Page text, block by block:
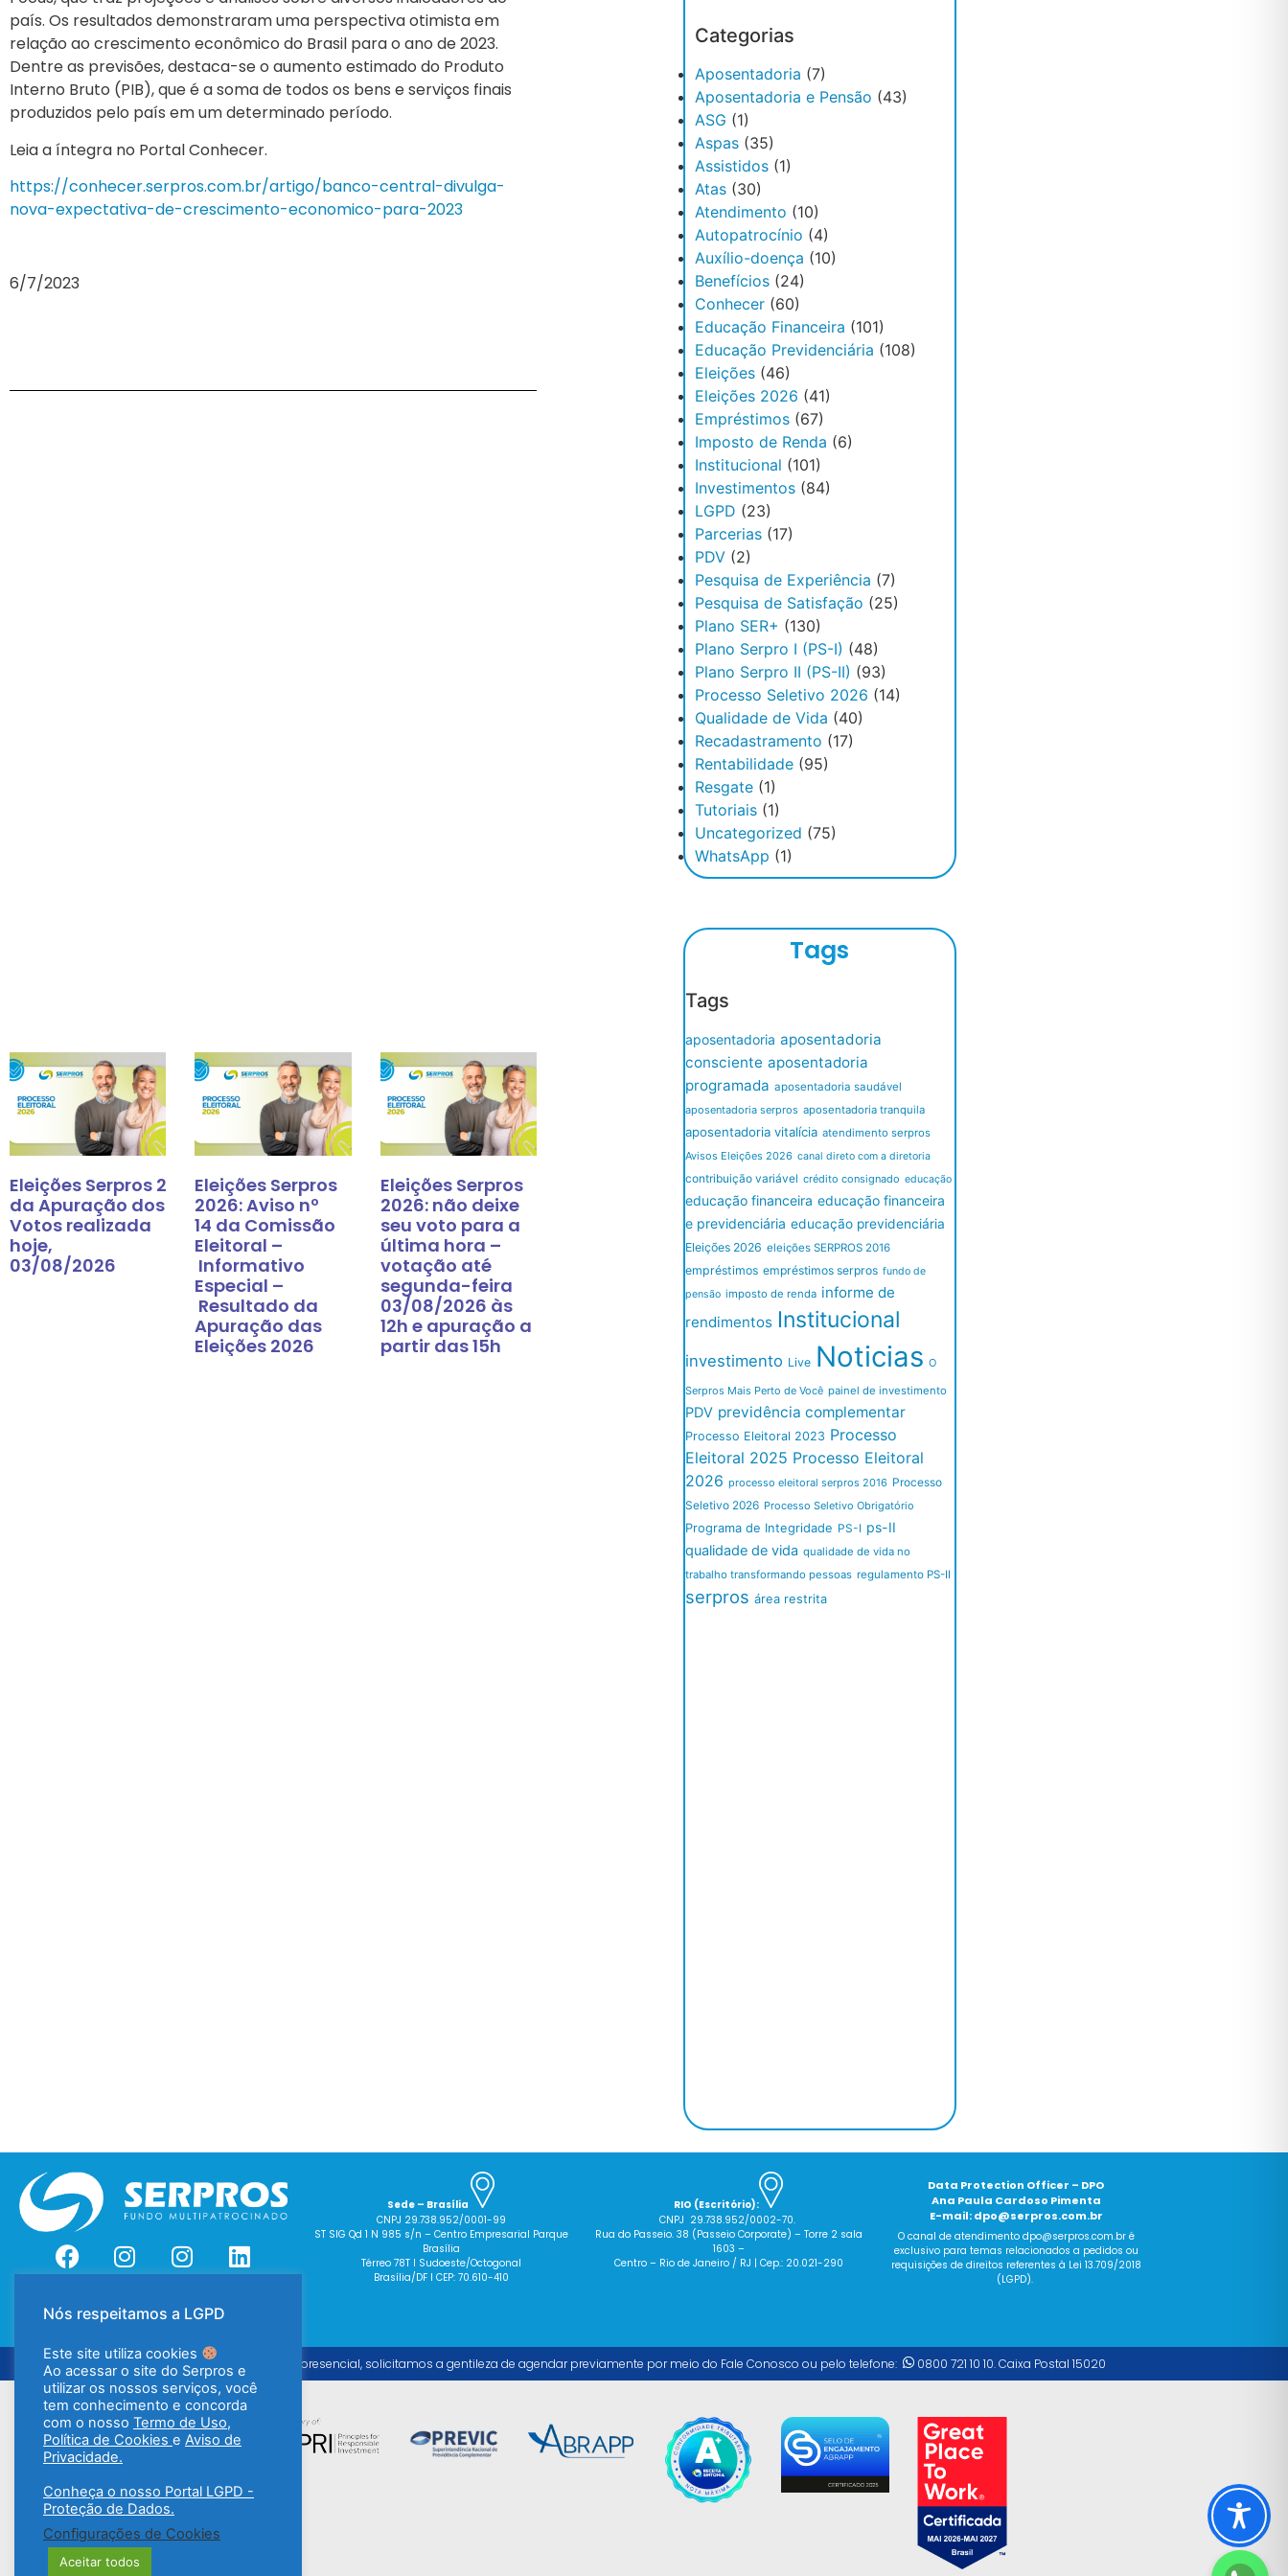
país. Os resultados demonstraram uma perspectiva otimista em
relação ao crescimento econômico do Brasil para o ano de 2023.
Dentre as previsões, destaca-se o aumento estimado do Produto
Interno Bruto (PIB), que é a soma de todos os bens e serviços finais
produzidos pelo país em um determinado período.
Leia a íntegra no Portal Conhecer.
https://conhecer.serpros.com.br/artigo/banco-central-divulga-
nova-expectativa-de-crescimento-economico-para-2023
6/7/2023
Categorias
Aposentadoria (7)
Aposentadoria e Pensão (43)
ASG (1)
Aspas(35)
Assistidos(1)
Atas(30)
Atendimento (10)
Autopatrocínio (4)
Auxílio-doença (10)
Benefícios(24)
Conhecer(60)
Educação Financeira (101)
Educação Previdenciária (108)
Eleições(46)
Eleições 2026 (41)
Empréstimos(67)
Imposto de Renda (6)
Institucional (101)
Investimentos(84)
LGPD (23)
Parcerias(17)
PDV(2)
Pesquisa de Experiência (7)
Pesquisa de Satisfação (25)
Plano SER+ (130)
Plano Serpro I (PS-I) (48)
Plano Serpro II (PS-II) (93)
Processo Seletivo 2026 (14)
Qualidade de Vida (40)
Recadastramento (17)
Rentabilidade(95)
Resgate(1)
Tutoriais(1)
Uncategorized (75)
WhatsApp (1)
Eleições Serpros 2026: Resultado
da Apuração dos
Votos realizada
hoje,
03/08/2026
Eleições Serpros
2026: Aviso nº
14 da Comissão
Eleitoral –
Informativo
Especial –
Resultado da
Apuração das
Eleições 2026
Eleições Serpros
2026: não deixe
seu voto para a
última hora –
votação até
segunda-feira
03/08/2026 às
12h e apuração a
partir das 15h
Tags
Tags
aposentadoria aposentadoria
consciente aposentadoria
programada aposentadoria saudável
aposentadoria serpros aposentadoria tranquila
aposentadoria vitalícia atendimento serpros
Avisos Eleições 2026 canal direto com a diretoria
contribuição variável crédito consignado educação
educação financeira educação financeira
e previdenciária educação previdenciária
Eleições 2026 eleições SERPROS 2016
empréstimos empréstimos serpros fundo de
pensão imposto de renda informe de
rendimentos Institucional
investimento Live Noticias O
Serpros Mais Perto de Você painel de investimento
PDV previdência complementar
Processo Eleitoral 2023 Processo
Eleitoral 2025 Processo Eleitoral
2026 processo eleitoral serpros 2016 Processo
Seletivo 2026 Processo Seletivo Obrigatório
Programa de Integridade PS-I ps-II
qualidade de vida qualidade de vida no
trabalho transformando pessoas regulamento PS-II
serpros área restrita
Sede – Brasília
CNPJ 29.738.952/0001-99
ST SIG Qd 1 N 985 s/n – Centro Empresarial Parque
Brasília
Térreo 78T I Sudoeste/Octogonal
Brasília/DF I CEP: 70.610-410
RIO (Escritório):
CNPJ 29.738.952/0002-70.
Rua do Passeio. 38 (Passeio Corporate) – Torre 2 sala
1603 –
Centro – Rio de Janeiro / RJ | Cep.: 20.021-290
Data Protection Officer – DPO
Ana Paula Cardoso Pimenta
E-mail:dpo@serpros.com.br
O canal deatendimento dpo@serpros.com.br é
exclusivo para temas relacionados a pedidos ou
requisições dedireitos referentes à Lei 13.709/2018
(LGPD).
Para o atendimento presencial, solicitamos a gentileza de agendar previamente por meio do Fale Conosco ou pelo telefone: 0800 721 10 10. Caixa Postal 15020
Nós respeitamos a LGPD
Este site utiliza cookies
Ao acessar o site do Serpros e
utilizar os nossos serviços, você
tem conhecimento e concorda
com o nosso Termo de Uso,
Política de Cookies e Aviso de
Privacidade.
Conheça o nosso Portal LGPD -
Proteção de Dados.
Configurações de Cookies
Aceitar todos